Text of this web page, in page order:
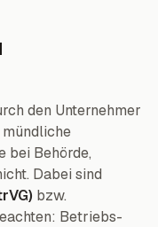
den Unternehmer
bei Behörde,
Dabei sind
bzw.
Betriebs-